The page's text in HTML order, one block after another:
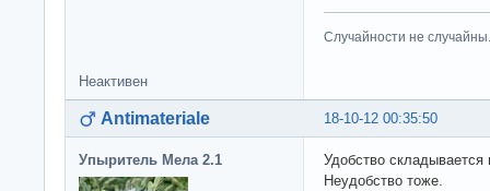
Случайности не случайны.
Неактивен
18-10-12 00:35:50
Antimateriale
Упыритель Мела 2.1
Удобство
Неудобство тоже.